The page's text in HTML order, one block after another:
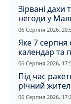
Зірвані дахи
негоди у
06 Серпня 2026,
Яке 7 серпня
календар та
06 Серпня 2026,
Під час
річний
06 Серпня 2026,